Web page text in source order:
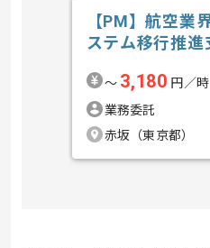
【PM】航空業
ステム移行推進
〜 3,180 円／時
業務委託
赤坂（東京都）